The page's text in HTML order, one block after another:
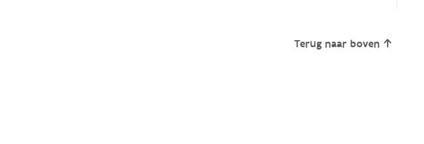
Terug naar boven